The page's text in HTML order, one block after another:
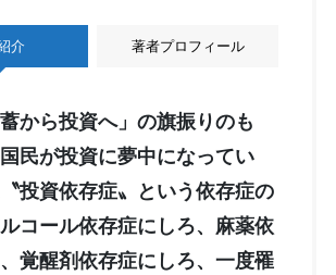
介 著者プロフィール
から投資へ」の旗振りのも
民が投資に夢中になってい
投資依存症〟という依存症の
コール依存症にしろ、麻薬依
覚醒剤依存症にしろ、一度罹